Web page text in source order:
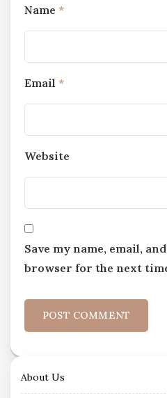
Name *
Email *
Website
Save my name, email,
browser for the next
About Us